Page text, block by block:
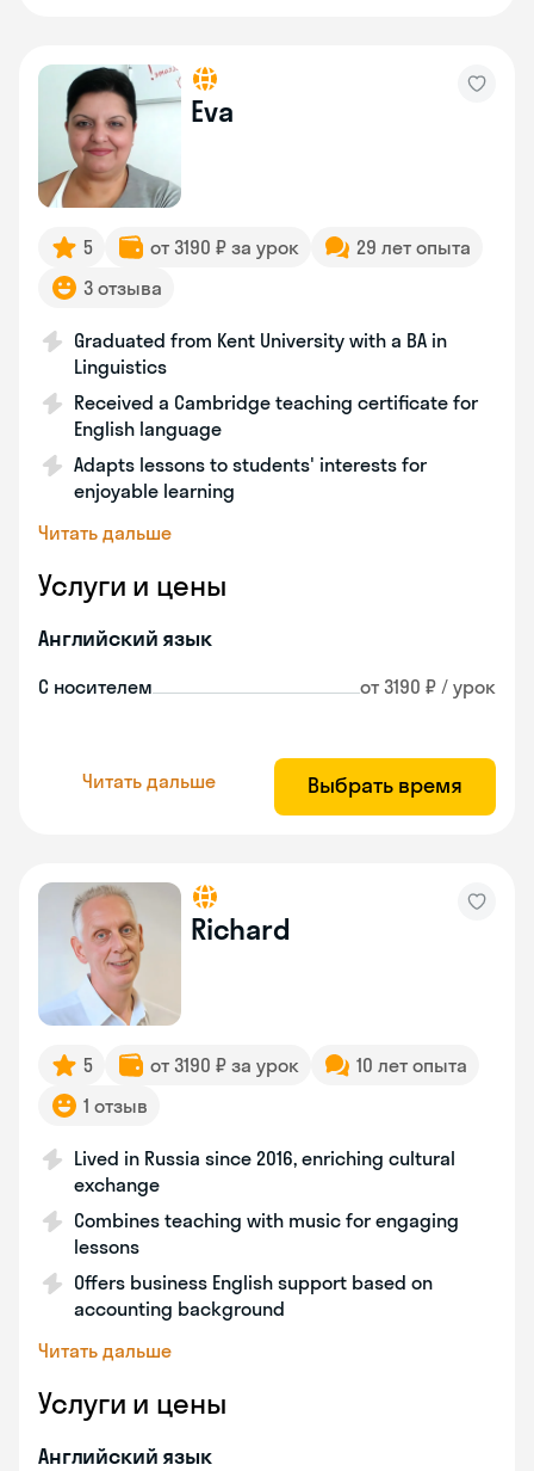
Eva
5 от 3190 ₽ за урок
29 лет опыта
3 отзыва
Graduated from Kent University with a BA in
Linguistics
Received a Cambridge teaching certificate for
English language
Adapts lessons to students' interests for
enjoyable learning
Читать дальше
Услуги и цены
Английский язык
С носителем от 3190 ₽ / урок
Читать дальше Выбрать время
Richard
5 от 3190 ₽ за урок
10 лет опыта
1 отзыв
Lived in Russia since 2016, enriching cultural
exchange
Combines teaching with music for engaging
lessons
Offers business English support based on
accounting background
Читать дальше
Услуги и цены
Английский язык